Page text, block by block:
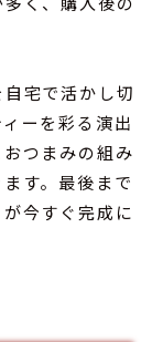
宅で活かし切
ーを彩る演出
つまみの組み
す。最後まで
今すぐ完成に